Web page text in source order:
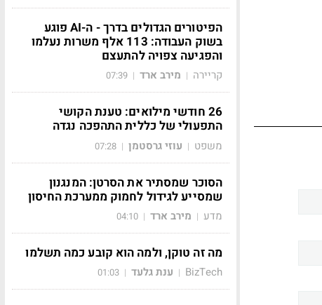
הפיטורים הגדולים בדרך - ה-AI פוגע
בשוק העבודה: 113 אלף משרות נעלמו
והפגיעה צפויה להתעצם
קריירה | מירב ארד |
07:39
26 חודשי מילואים: טענת הקושי
התפעולי של כללית התהפכה נגדה
משפט | עוזי גרסטמן |
07:28
הסוכר שמסתיר את הסרטן: המנגנון
שמסייע לגידול לחמוק ממערכת החיסון
מדע | מירב ארד |
04:10
מה זה טוקן, ולמה הוא קובע כמה תשלמו
BizTech
| ענת גלעד |
01:03